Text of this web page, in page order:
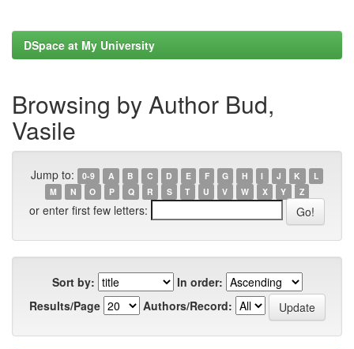
DSpace at My University
Browsing by Author Bud,
Vasile
Jump to: 0-9 A B C D E F G H I J K
L
M
N O P Q R S T U V W X Y Z
or enter first few letters:
Sort by:
In order:
Results/Page
Authors/Record: